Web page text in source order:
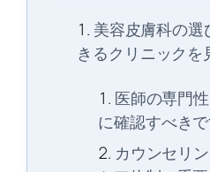
美容皮膚科の
きるクリニックを
医師の専門
に確認すべき
カウンセリ